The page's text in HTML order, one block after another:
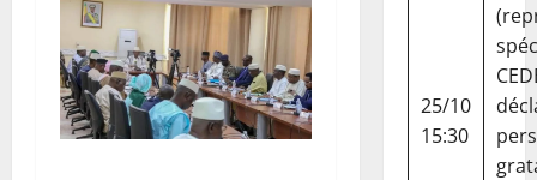
25/10
15:30